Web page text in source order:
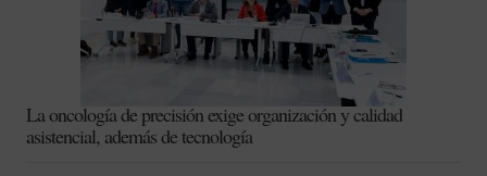
La oncología de precisión exige organización y calidad
asistencial, además de tecnología